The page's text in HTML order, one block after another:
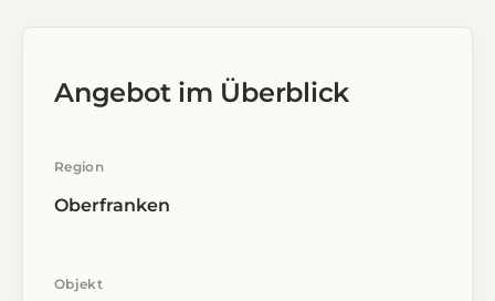
Angebot im Überblick
Region
Oberfranken
Objekt